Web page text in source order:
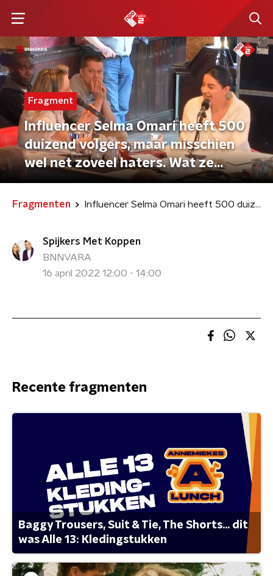
Fragment
Influencer Selma Omari heeft 500
duizend volgers, maar misschien
wel net zoveel haters. Wat ze
dáárvan vindt is te zien in de
documentaire Geen Gezeik.
Fragmenten Influencer Selma Omari heeft 500 duizend volgers, maar misschien wel net zoveel haters. Wat ze dáárvan vindt is te zien in de documentaire Geen Gezeik.
Spijkers Met Koppen
BNNVARA
16 april 2022 12:00 - 14:00
Recente fragmenten
Baggy Trousers, Suit & Tie, The Shorts... dit
was Alle 13: Kledingstukken